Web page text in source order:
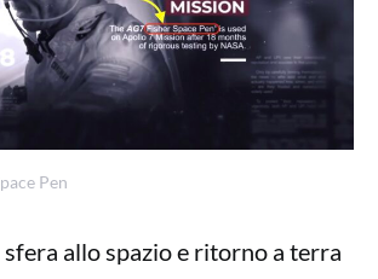
Pen
sfera allo spazio e ritorno a terra